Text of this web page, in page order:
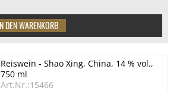
Reiswein - Shao Xing, China, 14 % vol.,
750 ml
Art.Nr.:15466